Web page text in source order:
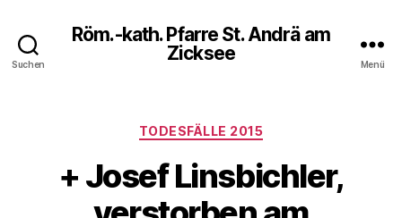
Suchen
Röm.-kath. Pfarre St. Andrä am
Zicksee
Menü
Kategorien
TODESFÄLLE 2015
+ Josef Linsbichler,